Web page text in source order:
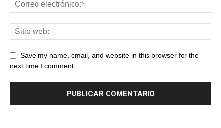
Save my name, email, and website in this browser for the
next time I comment.